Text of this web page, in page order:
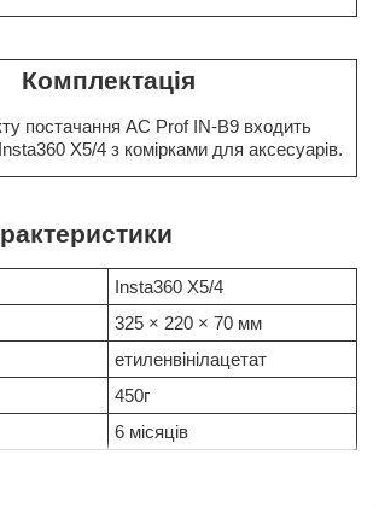
Комплектація
постачання AC Prof IN-B9 входить
X5/4 з комірками для аксесуарів.
Insta360 X5/4
325 × 220 × 70 мм
етиленвінілацетат
450г
6 місяців